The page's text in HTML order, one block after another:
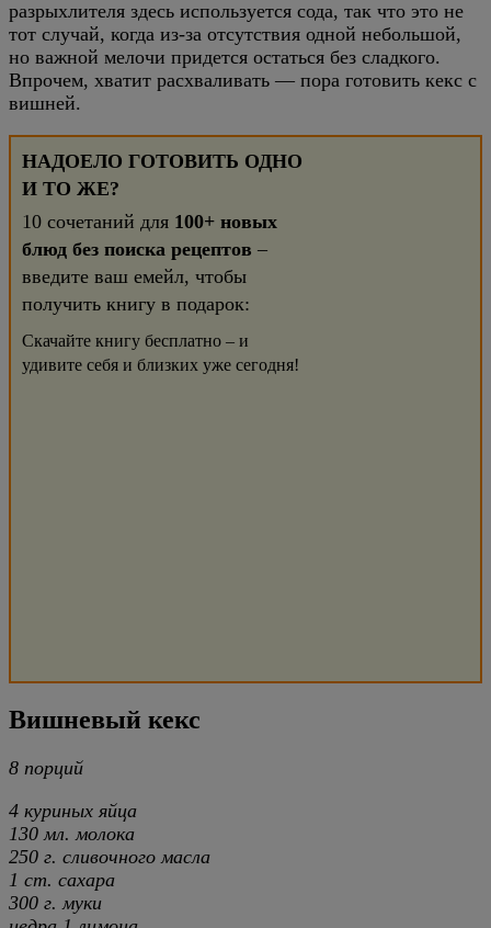
разрыхлителя здесь используется сода, так что это не
тот случай, когда из-за отсутствия одной небольшой,
но важной мелочи придется остаться без сладкого.
Впрочем, хватит расхваливать — пора готовить кекс с
вишней.
НАДОЕЛО ГОТОВИТЬ ОДНО
И ТО ЖЕ?
10 сочетаний для 100+ новых
блюд без поиска рецептов –
введите ваш емейл, чтобы
получить книгу в подарок:
Скачайте книгу бесплатно – и
удивите себя и близких уже сегодня!
Вишневый кекс
8 порций
4 куриных яйца
130 мл. молока
250 г. сливочного масла
1 ст. сахара
300 г. муки